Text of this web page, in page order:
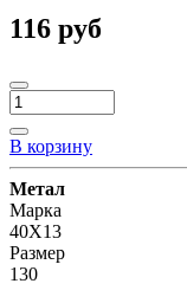
116 руб
В корзину
Метал
Марка
40Х13
Размер
130